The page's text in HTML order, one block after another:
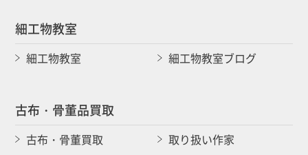
細工物教室
細工物教室 細工物教室ブログ
古布・骨董品買取
古布・骨董買取
取り扱い作家